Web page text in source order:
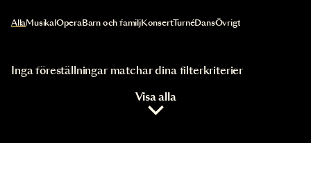
Val av kategori uppdaterar innehållet automatiskt
AllaMusikal OperaBarn och familjKonsertTurnéDansÖvrigt
Inga föreställningar matchar dina filterkriterier
Visa alla